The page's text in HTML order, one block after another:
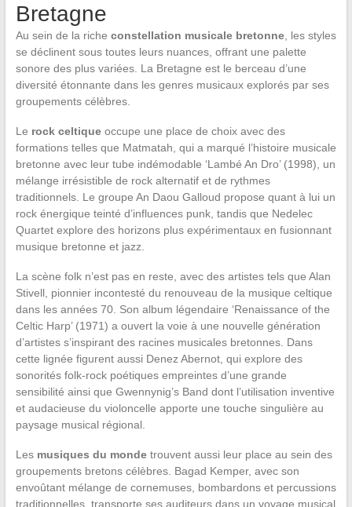
Bretagne
Au sein de la riche constellation musicale bretonne, les styles
se déclinent sous toutes leurs nuances, offrant une palette
sonore des plus variées. La Bretagne est le berceau d’une
diversité étonnante dans les genres musicaux explorés par ses
groupements célèbres.
Le rock celtiqueoccupe une place de choix avec des
formations telles que Matmatah, qui a marqué l’histoire musicale
bretonne avec leur tube indémodable ‘Lambé An Dro’ (1998), un
mélange irrésistible de rock alternatif et de rythmes
traditionnels. Le groupe An Daou Galloud propose quant à lui un
rock énergique teinté d’influences punk, tandis que Nedelec
Quartet explore des horizons plus expérimentaux en fusionnant
musique bretonne et jazz.
La scène folk n’est pas en reste, avec des artistes tels que Alan
Stivell, pionnier incontesté du renouveau de la musique celtique
dans les années 70. Son album légendaire ‘Renaissance of the
Celtic Harp’ (1971) a ouvert la voie à une nouvelle génération
d’artistes s’inspirant des racines musicales bretonnes. Dans
cette lignée figurent aussi Denez Abernot, qui explore des
sonorités folk-rock poétiques empreintes d’une grande
sensibilité ainsi que Gwennynig’s Band dont l’utilisation inventive
et audacieuse du violoncelle apporte une touche singulière au
paysage musical régional.
Les musiques du mondetrouvent aussi leur place au sein des
groupements bretons célèbres. Bagad Kemper, avec son
envoûtant mélange de cornemuses, bombardons et percussions
traditionnelles, transporte ses auditeurs dans un voyage musical